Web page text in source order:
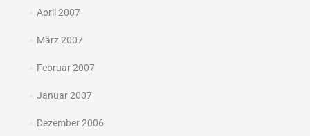
April 2007
März 2007
Februar 2007
Januar 2007
Dezember 2006